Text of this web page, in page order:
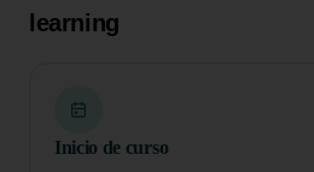
learning
Inicio de curso